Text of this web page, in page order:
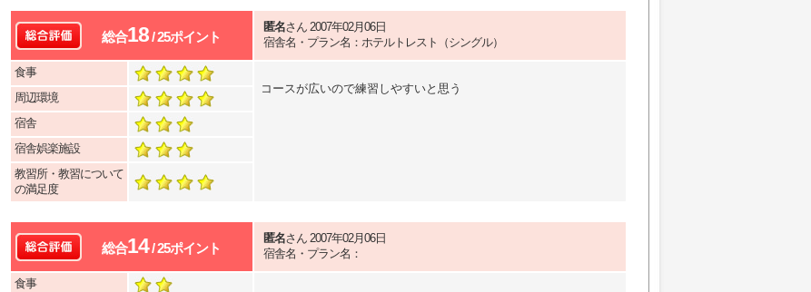
総合18/ 25ポイント
匿名さん 2007年02月06日
宿舎名・プラン名：ホテルトレスト（シングル）
食事
コースが広いので練習しやすいと思う
周辺環境
宿舎
宿舎娯楽施設
教習所・教習について
の満足度
総合14/ 25ポイント
匿名さん 2007年02月06日
宿舎名・プラン名：
食事